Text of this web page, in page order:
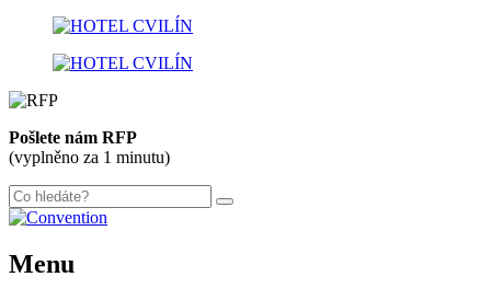
−
300 m
Pošlete nám RFP
(vyplněno za 1 minutu)
Menu